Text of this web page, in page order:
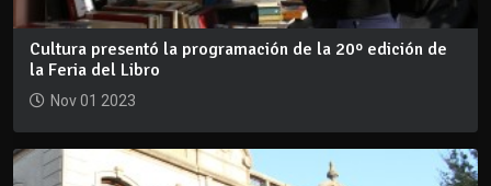
Cultura presentó la programación de la 20º edición de
la Feria del Libro
Nov 01 2023